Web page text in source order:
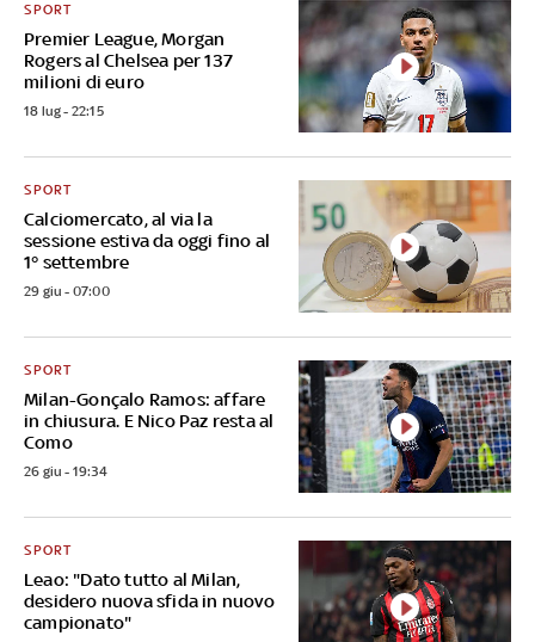
Premier League, Morgan
Rogers al Chelsea per 137
milioni di euro
SPORT
18 lug - 22:15
Calciomercato, al via la
sessione estiva da oggi fino al
1° settembre
SPORT
29 giu - 07:00
Milan-Gonçalo Ramos: affare
in chiusura. E Nico Paz resta al
Como
SPORT
26 giu - 19:34
Leao: "Dato tutto al Milan,
desidero nuova sfida in nuovo
campionato"
SPORT